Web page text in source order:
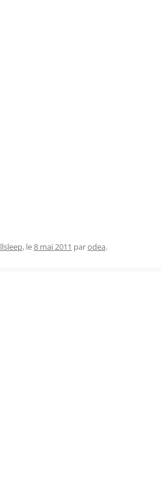
, le8 mai 2011 parodea.